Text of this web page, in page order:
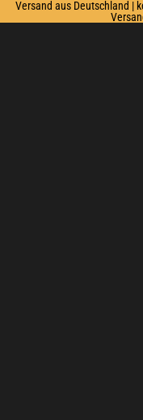
Versand aus Deutschland |